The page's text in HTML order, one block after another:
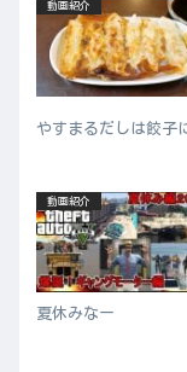
動画紹介
やすまるだしは餃子
動画紹介
夏休みなー